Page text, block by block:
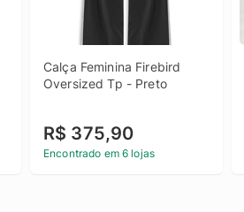
Calça Feminina Firebird
Oversized Tp - Preto
R$ 375,90
Encontrado em 6 lojas